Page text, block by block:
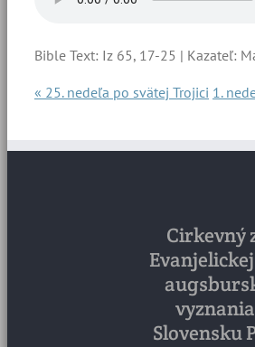
Bible Text: Iz 65, 17-25 | Kazateľ:
« 25. nedeľa po svätej Trojici 1.
Cirkevný
Slovensku